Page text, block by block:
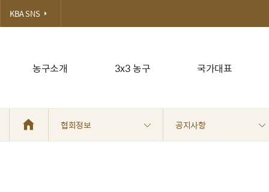
농구소개 3x3 농구 국가대표
KBA SNS
협회정보 공지사항